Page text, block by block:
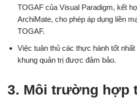
TOGAF của Visual Paradigm, kết
ArchiMate, cho phép áp dụng liền
TOGAF.
Việc tuân thủ các thực hành tốt
khung quản trị được đảm bảo.
3. Môi trường hợp